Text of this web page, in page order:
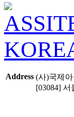
Address (사)국제
[03084] 서